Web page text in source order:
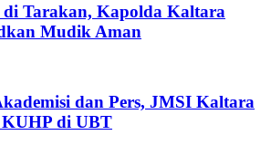
di Tarakan, Kapolda Kaltara
Mudik Aman
dan Pers, JMSI Kaltara
KUHP di UBT